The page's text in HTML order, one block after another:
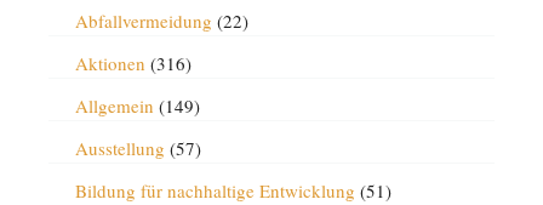
Abfallvermeidung (22)
Aktionen (316)
Allgemein (149)
Ausstellung (57)
Bildung für nachhaltige Entwicklung (51)